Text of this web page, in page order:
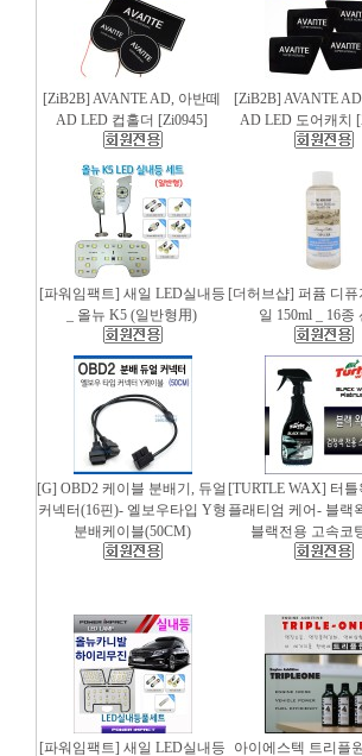
[ZiB2B] AVANTE AD, 아반떼
AD LED 컵홀더 [Zi0945]
[ZiB2B] AVANTE
AD LED 도어캐치
[파워임팩트] 새일 LED실내등
_ 올뉴 K5 (일반형用)
[더허브샵] 퍼퓸 디
일 150ml _ 16종
[G] OBD2 케이블 분배기, 듀얼
커넥터(16핀)- 엘보우타입 Y형
분배케이블(50CM)
[TURTLE WAX] 터
플래티엄 케어- 블랙
블랙전용 고속코
[파워임팩트] 새일 LED실내등 아이에스텍 트리플